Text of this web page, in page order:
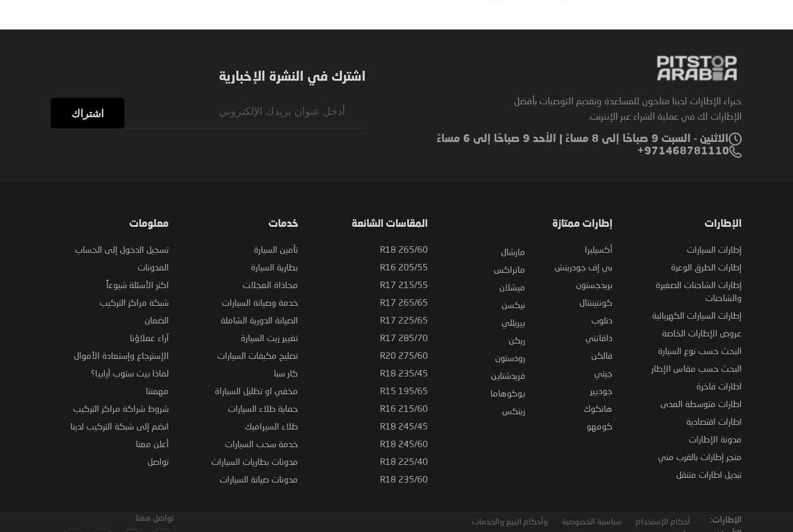
خبراء الإطارات لدينا متاحون للمساعدة وتقديم التوصيات بأفضل
الإطارات لك في عملية الشراء عبر الإنترنت.
الاثنين - السبت 9 صباحًا إلى 8 مساءً | الأحد 9 صباحًا إلى 6 مساءً
971468781110+
اشترك في النشرة الإخبارية
اشتراك
الإطارات
إطارات السيارات
إطارات الطرق الوعرة
إطارات الشاحنات الصغيرة
والشاحنات
إطارات السيارات الكهربائية
عروض الإطارات الخاصة
البحث حسب نوع السيارة
البحث حسب مقاس الإطار
اطارات فاخرة
اطارات متوسطة المدى
اطارات اقتصادية
مدونة الإطارات
متجر إطارات بالقرب مني
تبديل اطارات متنقل
إطارات ممتازة
أكسيليرا
بي إف جودريتش
بريدجستون
كونتيننتال
دنلوب
دافانتي
فالكن
جيتي
جوديير
هانكوك
كومهو
مارشال
ماتراكس
ميشلان
نيكسن
بيريللي
ريكن
رودستون
فريدشتاين
يوكوهاما
زيتكس
المقاسات الشائعة
265/60 R18
205/55 R16
215/55 R17
265/65 R17
225/65 R17
285/70 R17
275/60 R20
235/45 R18
195/65 R15
215/60 R16
245/45 R18
245/60 R18
225/40 R18
235/60 R18
خدمات
تأمين السيارة
بطارية السيارة
محاذاة العجلات
خدمة وصيانة السيارات
الصيانة الدورية الشاملة
تغيير زيت السيارة
تصليح مكيفات السيارات
كار سبا
مخفي او تظليل السياراة
حماية طلاء السيارات
طلاء السيراميك
خدمة سحب السيارات
مدونات بطاريات السيارات
مدونات صيانة السيارات
معلومات
تسجيل الدخول إلى الحساب
المدونات
اكثر الأسئلة شيوعاً
شبكة مراكز التركيب
الضمان
آراء عملاؤنا
الإسترجاع وإستعادة الأموال
لماذا بيت ستوب آرابيا؟
مهمتنا
شروط شراكة مراكز التركيب
انضم إلى شبكة التركيب لدينا
أعلن معنا
تواصل
الإطارات: أحكام الإستخدام سياسية الخصوصية وأحكام البيع والخدمات تواصل معنا